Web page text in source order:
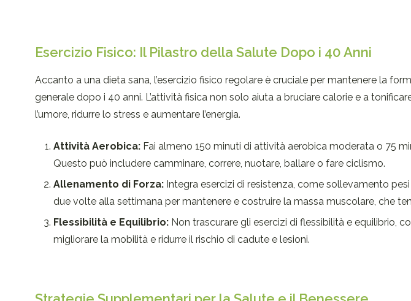
Esercizio Fisico: Il Pilastro della Salute Dopo i 40 Anni
Accanto a una dieta sana, l’esercizio fisico regolare è cruciale per mantenere la
generale dopo i 40 anni. L’attività fisica non solo aiuta a bruciare calorie e a
l’umore, ridurre lo stress e aumentare l’energia.
Attività Aerobica: Fai almeno 150 minuti di attività aerobica moderata o 75
Questo può includere camminare, correre, nuotare, ballare o fare ciclismo.
Allenamento di Forza: Integra esercizi di resistenza, come sollevamento
due volte alla settimana per mantenere e costruire la massa muscolare, che
Flessibilità e Equilibrio: Non trascurare gli esercizi di flessibilità e equilibrio,
migliorare la mobilità e ridurre il rischio di cadute e lesioni.